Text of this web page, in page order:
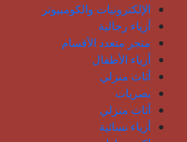
الإلكترونيات والكومبيوتر
أزياء رجالية
متجر متعدد الأقسام
أزياء الأطفال
أثاث منزلي
بصريات
أثاث منزلي
أزياء نسائية